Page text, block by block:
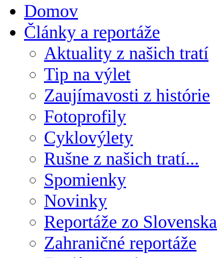
Domov
Články a reportáže
Aktuality z našich tratí
Tip na výlet
Zaujímavosti z histórie
Fotoprofily
Cyklovýlety
Rušne z našich tratí...
Spomienky
Novinky
Reportáže zo Slovenska
Zahraničné reportáže